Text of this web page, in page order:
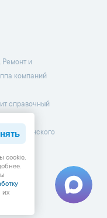
Ремонт и
компаний
справочный
Гражданского
cookie,
их